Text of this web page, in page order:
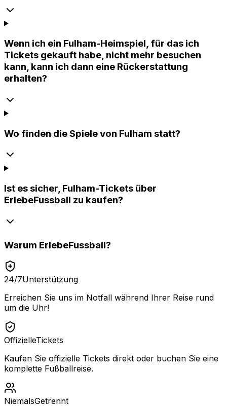
Wenn ich ein Fulham-Heimspiel, für das ich
Tickets gekauft habe, nicht mehr besuchen
kann, kann ich dann eine Rückerstattung
erhalten?
Wo finden die Spiele von Fulham statt?
Ist es sicher, Fulham-Tickets über
ErlebeFussball zu kaufen?
Warum ErlebeFussball?
24/7Unterstützung
Erreichen Sie uns im Notfall während Ihrer Reise rund
um die Uhr!
OffizielleTickets
Kaufen Sie offizielle Tickets direkt oder buchen Sie eine
komplette Fußballreise.
NiemalsGetrennt